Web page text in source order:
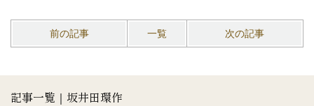
前の記事 一覧 次の記事
記事一覧｜坂井田環作